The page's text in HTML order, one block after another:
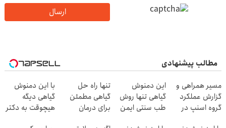
ارسال
مطالب پیشنهادی
مسیر همراهی و
گزارش عملکرد
گروه اسنپ در
این دمنوش
گیاهی تنها روش
طب سنتی ایمن
تنها راه حل
گیاهی مطمئن
برای درمان
با این دمنوش
گیاهی دیگه
هیچوقت به دکتر